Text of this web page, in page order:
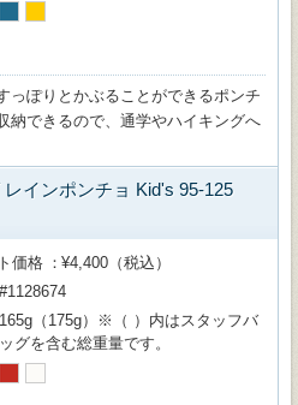
っぽりとかぶることができるポンチ
納できるので、通学やハイキングへ
インポンチョ Kid's 95-125
価格
¥4,400（税込）
#1128674
165g（175g）※（ ）内はスタッフバ
ッグを含む総重量です。